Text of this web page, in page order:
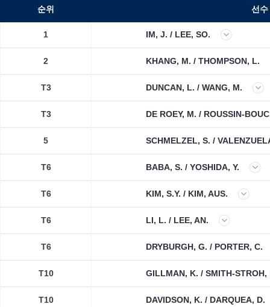
순위 선수
1 IM, J. / LEE, SO.
2 KHANG, M. / THOMPSON, L.
T3 DUNCAN, L. / WANG, M.
T3 DE ROEY, M. / ROUSSIN-
5 SCHMELZEL, S. /
T6 BABA, S. / YOSHIDA, Y.
T6 KIM, S.Y. / KIM, AUS.
T6 LI, L. / LEE, AN.
T6 DRYBURGH, G. / PORTER, C.
T10 GILLMAN, K. / SMITH-STROH,
T10 DAVIDSON, K. / DARQUEA, D.